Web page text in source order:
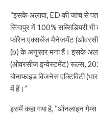
“इसके अलावा, ED की जांच से
सिंगापुर में 100% सब्सिडियरी
फॉरेन एक्सचेंज मैनेजमेंट
(b) के अनुसार मना हैं। इसके
(ओवरसीज इन्वेस्टमेंट) रूल्स,
बोनाफाइड बिजनेस एक्टिविटी
में हैं।”
इसमें कहा गया है, “ऑनलाइन